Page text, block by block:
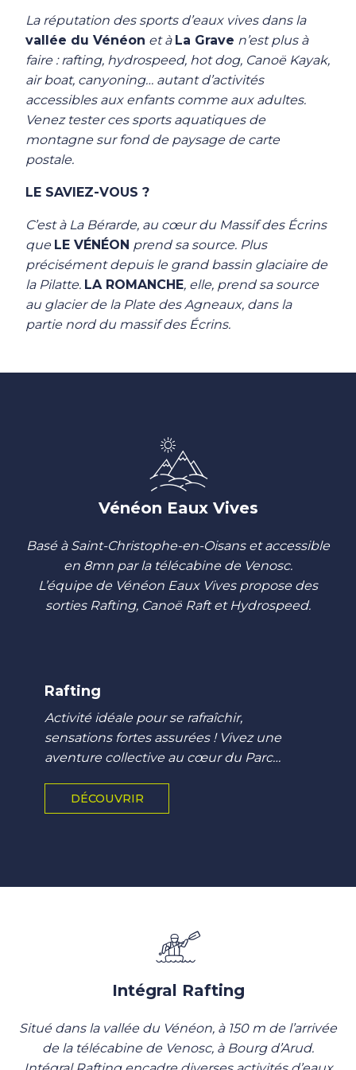
La réputation des sports d’eaux vives dans la
vallée du Vénéon et à La Grave n’est plus à
faire : rafting, hydrospeed, hot dog, Canoë Kayak,
air boat, canyoning… autant d’activités
accessibles aux enfants comme aux adultes.
Venez tester ces sports aquatiques de
montagne sur fond de paysage de carte
postale.
LE SAVIEZ-VOUS ?
C’est à La Bérarde, au cœur du Massif des Écrins
que LE VÉNÉON prend sa source. Plus
précisément depuis le grand bassin glaciaire de
la Pilatte. LA ROMANCHE, elle, prend sa source
au glacier de la Plate des Agneaux, dans la
partie nord du massif des Écrins.
Vénéon Eaux Vives
Basé à Saint-Christophe-en-Oisans et accessible
en 8mn par la télécabine de Venosc.
L’équipe de Vénéon Eaux Vives propose des
sorties Rafting, Canoë Raft et Hydrospeed.
Rafting
Activité idéale pour se rafraîchir,
sensations fortes assurées ! Vivez une
aventure collective au cœur du Parc
Fétoules, sur les eaux turquoises du
Vénéon. Un souvenir inoubliable !
DÉCOUVRIR
Intégral Rafting
Situé dans la vallée du Vénéon, à 150 m de l’arrivée
de la télécabine de Venosc, à Bourg d’Arud.